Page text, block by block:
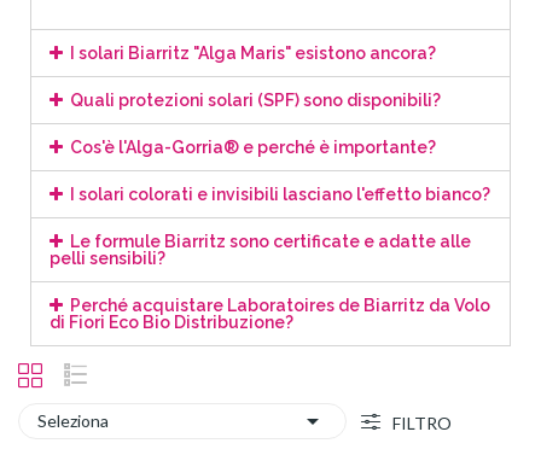
I solari Biarritz "Alga Maris" esistono ancora?
Quali protezioni solari (SPF) sono disponibili?
Cos'è l'Alga-Gorria® e perché è importante?
I solari colorati e invisibili lasciano l'effetto bianco?
Le formule Biarritz sono certificate e adatte alle
pelli sensibili?
Perché acquistare Laboratoires de Biarritz da Volo
di Fiori Eco Bio Distribuzione?
Seleziona  FILTRO